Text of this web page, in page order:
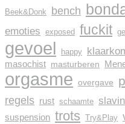
Beek&Donk bench
emoties exposed fuckit
gevoel happy
masochist masturberen
orgasme overgave
regels rust schaamte slavin
suspension trots Try&Play